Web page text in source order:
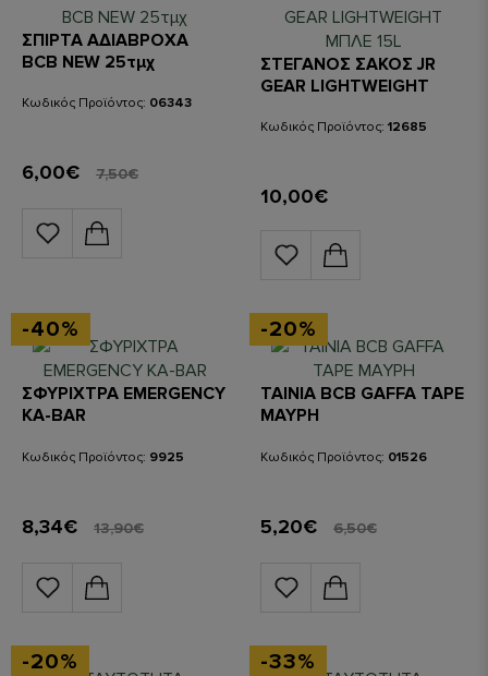
ΣΠΙΡΤΑ ΑΔΙΑΒΡΟΧΑ
BCB NEW 25τμχ
Κωδικός Προϊόντος: 06343
6,00€ 7,50€
ΣΤΕΓΑΝΟΣ ΣΑΚΟΣ JR
GEAR LIGHTWEIGHT
Κωδικός Προϊόντος: 12685
10,00€
-40%
ΣΦΥΡΙΧΤΡΑ EMERGENCY
KA-BAR
Κωδικός Προϊόντος: 9925
8,34€ 13,90€
-20%
ΤΑΙΝΙΑ BCB GAFFA TAPE
ΜΑΥΡΗ
Κωδικός Προϊόντος: 01526
5,20€ 6,50€
-20% -33%